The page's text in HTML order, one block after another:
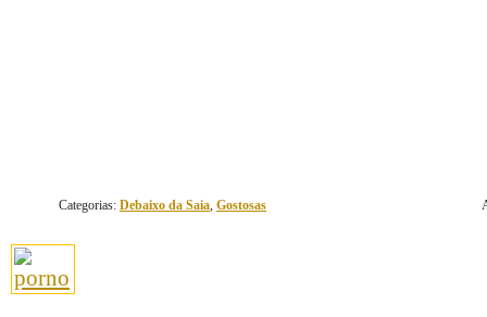
Categorias: Debaixo da Saia, Gostosas